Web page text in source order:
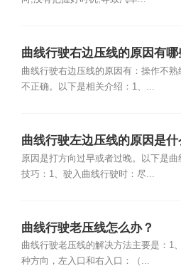
曲线行驶右边压线的原因有哪
曲线行驶右边压线的原因有：操作不熟
不正确。以下是相关介绍：1、...
曲线行驶左边压线的原因是什
原因是打方向过早或者过晚。以下是曲
技巧：1、驶入曲线行驶时：尽...
曲线行驶老压线怎么办？
曲线行驶老压线的解决方法主要是：1
种方向，左入口和右入口：（...